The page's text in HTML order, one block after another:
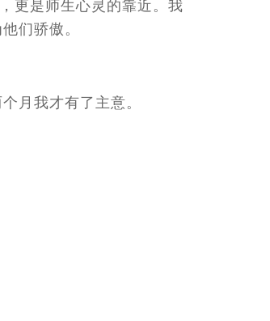
更是师生心灵的靠近。我
们骄傲。
月我才有了主意。